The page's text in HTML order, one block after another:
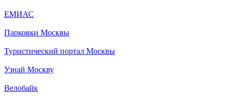
ЕМИАС
Парковки Москвы
Туристический портал Москвы
Узнай Москву
Велобайк